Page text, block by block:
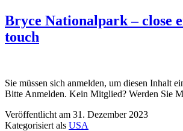
Bryce Nationalpark – close
touch
Sie müssen sich anmelden, um diesen Inhalt
Bitte Anmelden. Kein Mitglied? Werden Sie
Veröffentlicht am 31. Dezember 2023
Kategorisiert als USA